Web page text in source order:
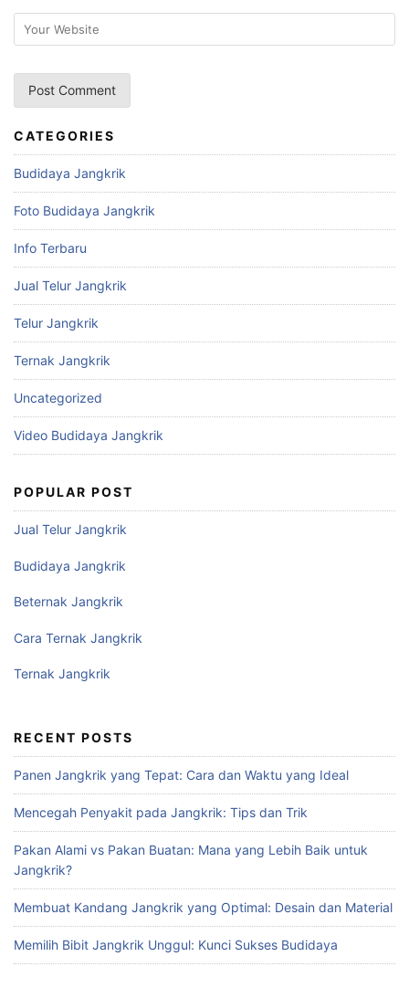
CATEGORIES
Budidaya Jangkrik
Foto Budidaya Jangkrik
Info Terbaru
Jual Telur Jangkrik
Telur Jangkrik
Ternak Jangkrik
Uncategorized
Video Budidaya Jangkrik
POPULAR POST
Jual Telur Jangkrik
Budidaya Jangkrik
Beternak Jangkrik
Cara Ternak Jangkrik
Ternak Jangkrik
RECENT POSTS
Panen Jangkrik yang Tepat: Cara dan Waktu yang Ideal
Mencegah Penyakit pada Jangkrik: Tips dan Trik
Pakan Alami vs Pakan Buatan: Mana yang Lebih Baik untuk
Jangkrik?
Membuat Kandang Jangkrik yang Optimal: Desain dan Material
Memilih Bibit Jangkrik Unggul: Kunci Sukses Budidaya